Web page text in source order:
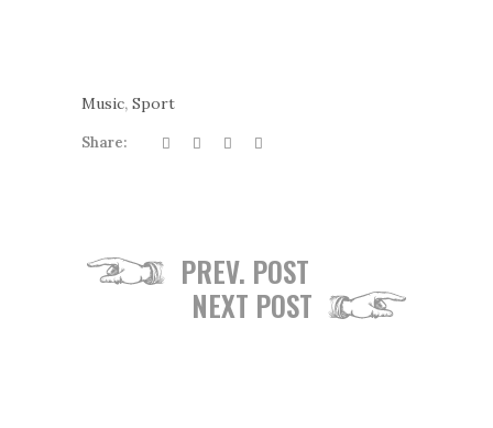
Music, Sport
Share:
PREV. POST
NEXT POST